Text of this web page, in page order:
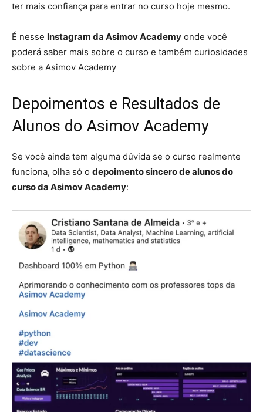
ter mais confiança para entrar no curso hoje mesmo.
É nesse Instagram da Asimov Academy onde você
poderá saber mais sobre o curso e também curiosidades
sobre a Asimov Academy
Depoimentos e Resultados de
Alunos do Asimov Academy
Se você ainda tem alguma dúvida se o curso realmente
funciona, olha só o depoimento sincero de alunos do
curso da Asimov Academy: